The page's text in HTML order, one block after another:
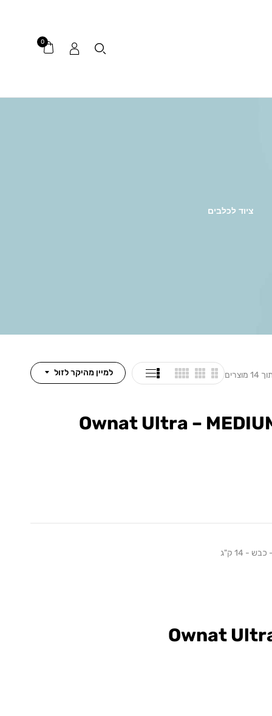
0
ציוד לכלבים
למיין מהיקר לזול
Ownat Ultra –
- 14 ק"ג
Ownat